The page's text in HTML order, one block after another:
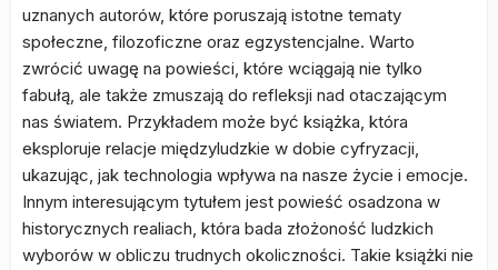
uznanych autorów, które poruszają istotne tematy
społeczne, filozoficzne oraz egzystencjalne. Warto
zwrócić uwagę na powieści, które wciągają nie tylko
fabułą, ale także zmuszają do refleksji nad otaczającym
nas światem. Przykładem może być książka, która
eksploruje relacje międzyludzkie w dobie cyfryzacji,
ukazując, jak technologia wpływa na nasze życie i emocje.
Innym interesującym tytułem jest powieść osadzona w
historycznych realiach, która bada złożoność ludzkich
wyborów w obliczu trudnych okoliczności. Takie książki nie